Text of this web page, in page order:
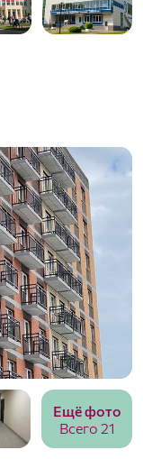
Ещё фото
Всего 21